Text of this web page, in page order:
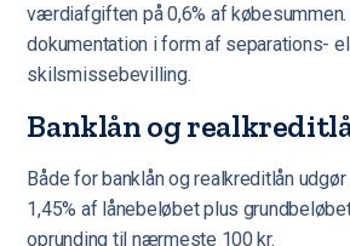
værdiafgiften på 0,6% af
dokumentation i form af separations-
skilsmissebevilling.
Banklån og
Både for banklån og realkreditlån
1,45% af lånebeløbet plus
oprunding til nærmeste 100 kr.